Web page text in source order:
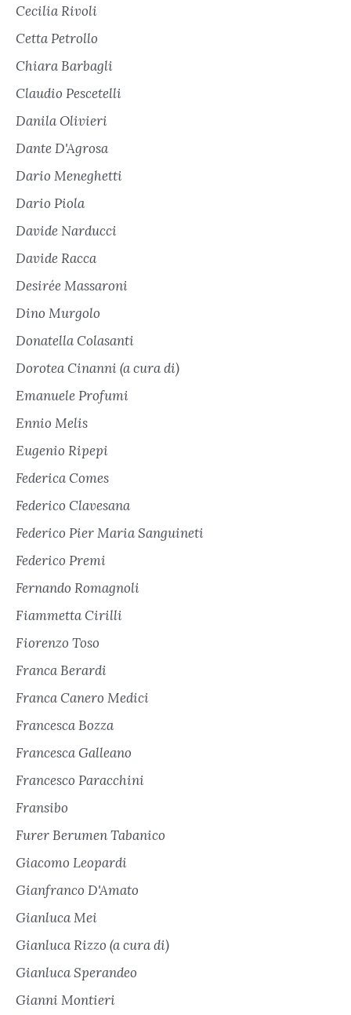
Cecilia Rivoli
Cetta Petrollo
Chiara Barbagli
Claudio Pescetelli
Danila Olivieri
Dante D'Agrosa
Dario Meneghetti
Dario Piola
Davide Narducci
Davide Racca
Desirée Massaroni
Dino Murgolo
Donatella Colasanti
Dorotea Cinanni (a cura di)
Emanuele Profumi
Ennio Melis
Eugenio Ripepi
Federica Comes
Federico Clavesana
Federico Pier Maria Sanguineti
Federico Premi
Fernando Romagnoli
Fiammetta Cirilli
Fiorenzo Toso
Franca Berardi
Franca Canero Medici
Francesca Bozza
Francesca Galleano
Francesco Paracchini
Fransibo
Furer Berumen Tabanico
Giacomo Leopardi
Gianfranco D'Amato
Gianluca Mei
Gianluca Rizzo (a cura di)
Gianluca Sperandeo
Gianni Montieri